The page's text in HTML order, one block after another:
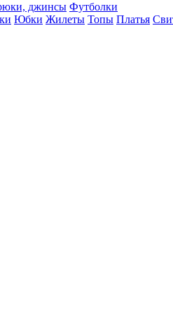
джинсы Футболки
Юбки Жилеты Топы Платья